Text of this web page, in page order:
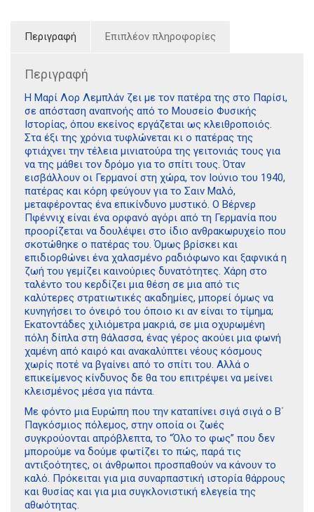
Περιγραφή Επιπλέον πληροφορίες
Περιγραφή
Η Μαρί Λορ Λεµπλάν ζει µε τον πατέρα της στο Παρίσι,
σε απόσταση αναπνοής από το Μουσείο Φυσικής
Ιστορίας, όπου εκείνος εργάζεται ως κλειθροποιός.
Στα έξι της χρόνια τυφλώνεται κι ο πατέρας της
φτιάχνει την τέλεια µινιατούρα της γειτονιάς τους για
να της µάθει τον δρόµο για το σπίτι τους. Όταν
εισβάλλουν οι Γερµανοί στη χώρα, τον Ιούνιο του 1940,
πατέρας και κόρη φεύγουν για το Σαιν Μαλό,
µεταφέροντας ένα επικίνδυνο µυστικό. Ο Βέρνερ
Πφέννιχ είναι ένα ορφανό αγόρι από τη Γερµανία που
προορίζεται να δουλέψει στο ίδιο ανθρακωρυχείο που
σκοτώθηκε ο πατέρας του. Όµως βρίσκει και
επιδιορθώνει ένα χαλασµένο ραδιόφωνο και ξαφνικά η
ζωή του γεµίζει καινούριες δυνατότητες. Χάρη στο
ταλέντο του κερδίζει µια θέση σε µια από τις
καλύτερες στρατιωτικές ακαδηµίες, µπορεί όµως να
κυνηγήσει το όνειρό του όποιο κι αν είναι το τίµηµα;
Εκατοντάδες χιλιόµετρα µακριά, σε µια οχυρωµένη
πόλη δίπλα στη θάλασσα, ένας γέρος ακούει µια φωνή
χαµένη από καιρό και ανακαλύπτει νέους κόσµους
χωρίς ποτέ να βγαίνει από το σπίτι του. Αλλά ο
επικείµενος κίνδυνος δε θα του επιτρέψει να µείνει
κλεισµένος µέσα για πάντα.
Με φόντο µια Ευρώπη που την καταπίνει σιγά σιγά ο Β΄
Παγκόσµιος πόλεµος, στην οποία οι ζωές
συγκρούονται απρόβλεπτα, το “Όλο το φως” που δεν
µπορούµε να δούµε φωτίζει το πώς, παρά τις
αντιξοότητες, οι άνθρωποι προσπαθούν να κάνουν το
καλό. Πρόκειται για µια συναρπαστική ιστορία θάρρους
και θυσίας και για µια συγκλονιστική ελεγεία της
αθωότητας.